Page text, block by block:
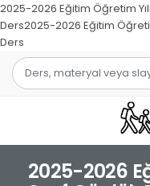
2025-2026 Eğitim Öğretim
Ders2025-2026 Eğitim
Ders
1.SINIF
2025-2026